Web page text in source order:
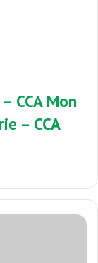
– CCA Mon
– CCA